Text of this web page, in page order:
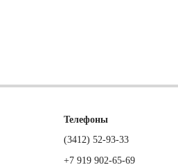
Телефоны
(3412) 52-93-33
+7 919 902-65-69